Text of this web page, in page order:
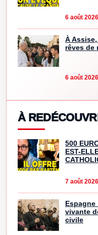
6 août 2026
À
rêves de
6 août 2026
À
500
EST-
7 août 2026
Espagne
vivante
civile